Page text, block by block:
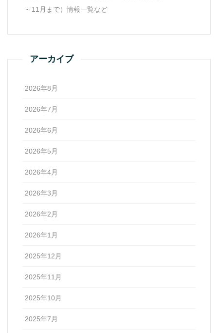
～11月まで）情報一覧など
アーカイブ
2026年8月
2026年7月
2026年6月
2026年5月
2026年4月
2026年3月
2026年2月
2026年1月
2025年12月
2025年11月
2025年10月
2025年7月